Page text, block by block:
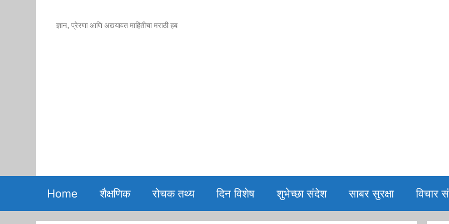
ज्ञान, प्रेरणा आणि अद्ययावत माहितीचा मराठी हब
Home शैक्षणिक रोचक तथ्य दिन विशेष शुभेच्छा संदेश साबर सुरक्षा विचार